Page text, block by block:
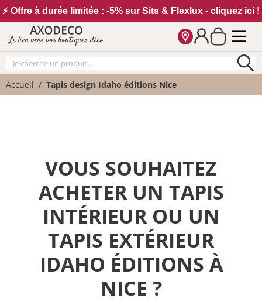
⚡ Offre à durée limitée : -5% sur Sits & Flexlux - cliquez ici !
Le lien vers vos boutiques déco
Accueil Tapis design Idaho éditions Nice
VOUS SOUHAITEZ
ACHETER UN TAPIS
INTÉRIEUR OU UN
TAPIS EXTÉRIEUR
IDAHO ÉDITIONS À
NICE ?
Vos paramètres cookies